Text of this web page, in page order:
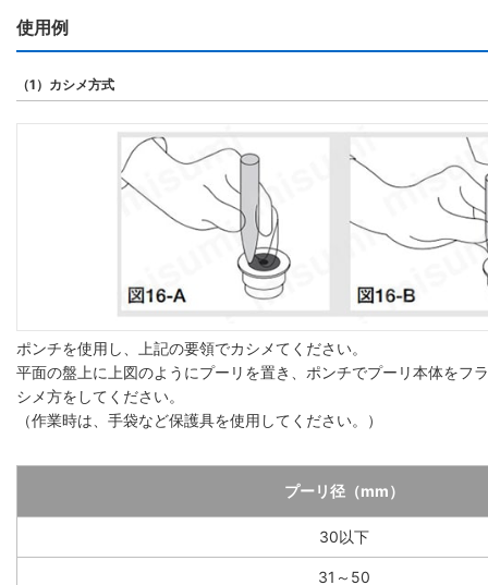
使用例
（1）カシメ方式
ポンチを使用し、上記の要領でカシメてください。
平面の盤上に上図のようにプーリを置き、ポンチでプーリ本体をフ
シメ方をしてください。
（作業時は、手袋など保護具を使用してください。）
プーリ径（mm）
30以下
31～50